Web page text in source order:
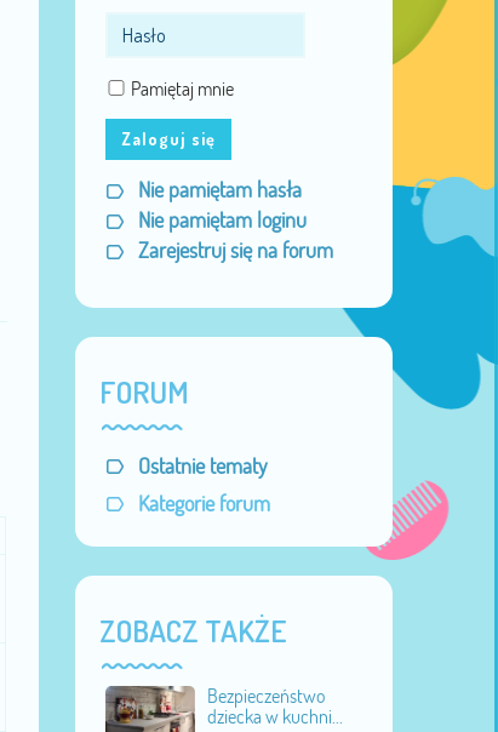
Pamiętaj mnie
Zaloguj się
Nie pamiętam hasła
Nie pamiętam loginu
Zarejestruj się na forum
FORUM
Ostatnie tematy
Kategorie forum
ZOBACZ TAKŻE
Bezpieczeństwo
dziecka w kuchni...